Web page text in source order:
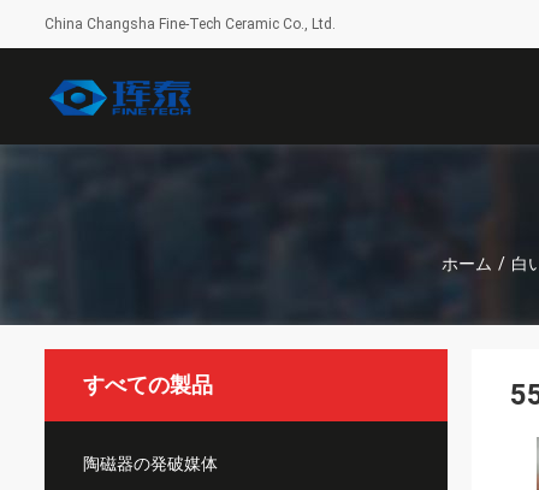
China Changsha Fine-Tech Ceramic Co., Ltd.
ホーム / 白
すべての製品
陶磁器の発破媒体